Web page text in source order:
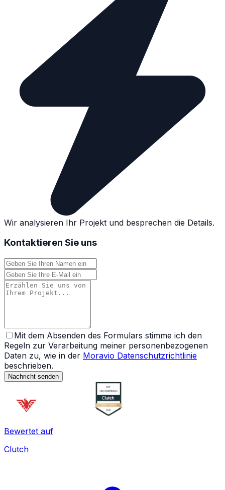
Wir analysieren Ihr Projekt und besprechen die Details.
Kontaktieren Sie uns
Mit dem Absenden des Formulars stimme ich den
Regeln zur Verarbeitung meiner personenbezogenen
Daten zu, wie in der Moravio Datenschutzrichtlinie
beschrieben.
Nachricht senden
Bewertet auf
Clutch